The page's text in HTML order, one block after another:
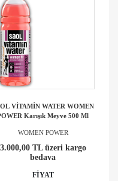
VİTAMİN WATER WOMEN
Karışık Meyve 500 Ml
WOMEN POWER
3.000,00 TL üzeri kargo
bedava
FİYAT